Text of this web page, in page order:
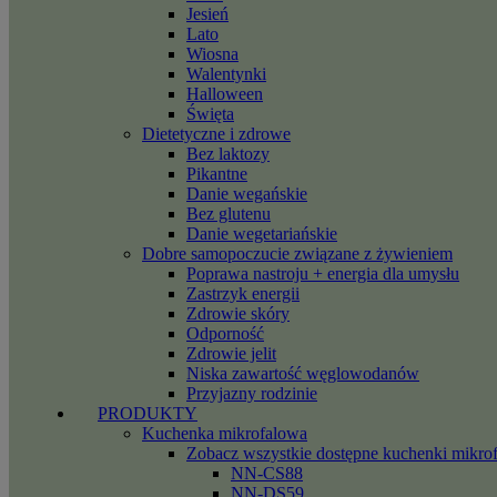
Jesień
Lato
Wiosna
Walentynki
Halloween
Święta
Dietetyczne i zdrowe
Bez laktozy
Pikantne
Danie wegańskie
Bez glutenu
Danie wegetariańskie
Dobre samopoczucie związane z żywieniem
Poprawa nastroju + energia dla umysłu
Zastrzyk energii
Zdrowie skóry
Odporność
Zdrowie jelit
Niska zawartość węglowodanów
Przyjazny rodzinie
PRODUKTY
Kuchenka mikrofalowa
Zobacz wszystkie dostępne kuchenki
NN-CS88
NN-DS59